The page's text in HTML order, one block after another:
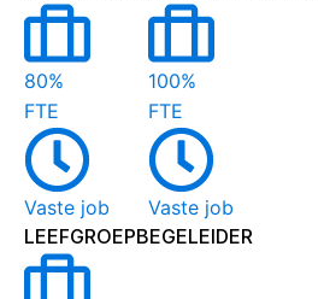
80%
FTE
Vaste job
100%
FTE
Vaste job
LEEFGROEPBEGELEIDER